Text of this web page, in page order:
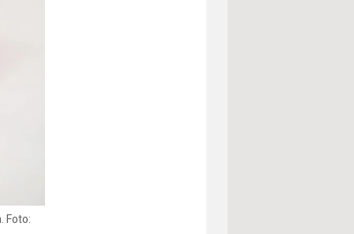
Foto: